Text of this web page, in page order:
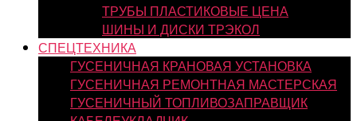
ТРУБЫ ПЛАСТИКОВЫЕ ЦЕНА
ШИНЫ И ДИСКИ ТРЭКОЛ
СПЕЦТЕХНИКА
ГУСЕНИЧНАЯ КРАНОВАЯ УСТАНОВКА
ГУСЕНИЧНАЯ РЕМОНТНАЯ МАСТЕРСКАЯ
ГУСЕНИЧНЫЙ ТОПЛИВОЗАПРАВЩИК